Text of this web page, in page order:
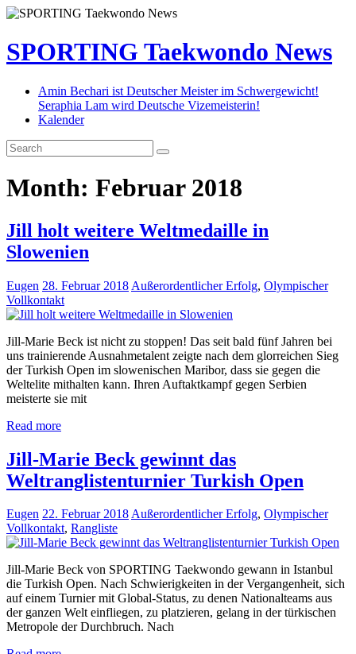
SPORTING Taekwondo News
Amin Bechari ist Deutscher Meister im Schwergewicht!
Seraphia Lam wird Deutsche Vizemeisterin!
Kalender
Month: Februar 2018
Jill holt weitere Weltmedaille in
Slowenien
Eugen 28. Februar 2018 Außerordentlicher Erfolg, Olympischer
Vollkontakt
Jill-Marie Beck ist nicht zu stoppen! Das seit bald fünf Jahren bei
uns trainierende Ausnahmetalent zeigte nach dem glorreichen Sieg
der Turkish Open im slowenischen Maribor, dass sie gegen die
Weltelite mithalten kann. Ihren Auftaktkampf gegen Serbien
meisterte sie mit
Read more
Jill-Marie Beck gewinnt das
Weltranglistenturnier Turkish Open
Eugen 22. Februar 2018Außerordentlicher Erfolg, Olympischer
Vollkontakt, Rangliste
Jill-Marie Beck von SPORTING Taekwondo gewann in Istanbul
die Turkish Open. Nach Schwierigkeiten in der Vergangenheit, sich
auf einem Turnier mit Global-Status, zu denen Nationalteams aus
der ganzen Welt einfliegen, zu platzieren, gelang in der türkischen
Metropole der Durchbruch. Nach